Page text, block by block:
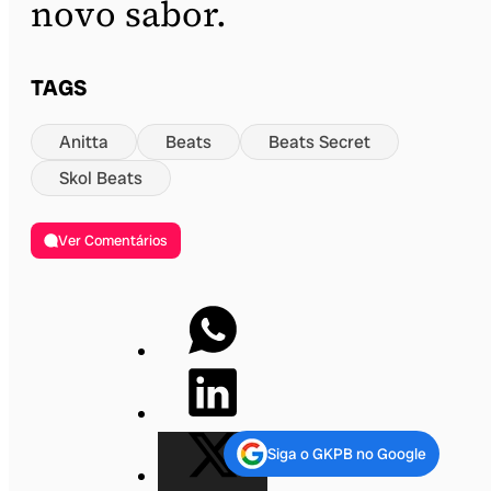
novo sabor.
TAGS
Anitta Beats
Beats Secret
Skol Beats
Ver Comentários
Siga o GKPB no Google